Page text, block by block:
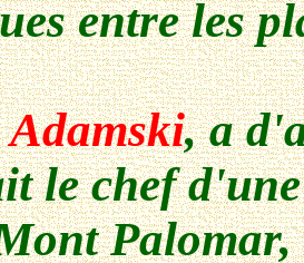
entre les
Adamski, a
le chef
Palomar,